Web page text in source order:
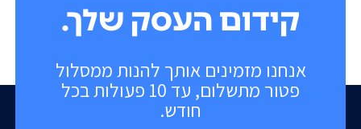
אנחנו מזמינים אותך להנות ממסלול
פטור מתשלום, עד 10 פעולות בכל
חודש.
קידום העסק שלך.